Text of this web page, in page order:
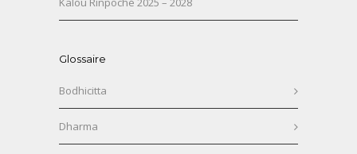
Glossaire
Bodhicitta
Dharma